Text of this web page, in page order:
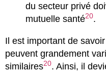
du secteur privé
mutuelle santé20.
Il est important de
peuvent grandement
similaires20. Ainsi, il